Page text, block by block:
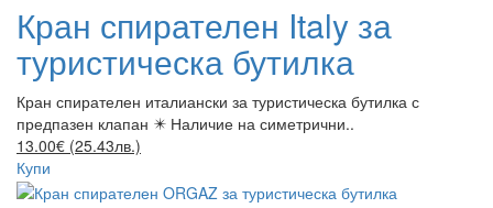
Кран спирателен Italy за
туристическа бутилка
Кран спирателен италиански за туристическа бутилка с
предпазен клапан ✴️ Наличие на симетрични..
13.00€ (25.43лв.)
Купи